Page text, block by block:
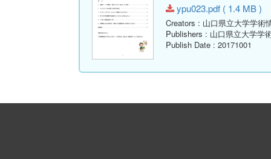
ypu023.pdf ( 1.4 MB )
Creators : 山口県立大学学術
Publishers : 山口県立大学学
Publish Date : 20171001